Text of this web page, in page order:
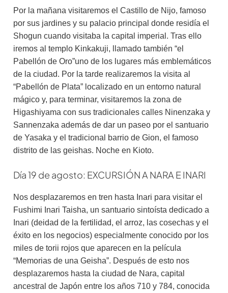
Por la mañana visitaremos el Castillo de Nijo, famoso
por sus jardines y su palacio principal donde residía el
Shogun cuando visitaba la capital imperial. Tras ello
iremos al templo Kinkakuji, llamado también “el
Pabellón de Oro”uno de los lugares más emblemáticos
de la ciudad. Por la tarde realizaremos la visita al
“Pabellón de Plata” localizado en un entorno natural
mágico y, para terminar, visitaremos la zona de
Higashiyama con sus tradicionales calles Ninenzaka y
Sannenzaka además de dar un paseo por el santuario
de Yasaka y el tradicional barrio de Gion, el famoso
distrito de las geishas. Noche en Kioto.
Día 19 de agosto: EXCURSIÓN A NARA E INARI
Nos desplazaremos en tren hasta Inari para visitar el
Fushimi Inari Taisha, un santuario sintoísta dedicado a
Inari (deidad de la fertilidad, el arroz, las cosechas y el
éxito en los negocios) especialmente conocido por los
miles de torii rojos que aparecen en la película
“Memorias de una Geisha”. Después de esto nos
desplazaremos hasta la ciudad de Nara, capital
ancestral de Japón entre los años 710 y 784, conocida